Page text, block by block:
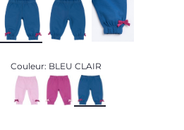
Couleur: BLEU CLAIR